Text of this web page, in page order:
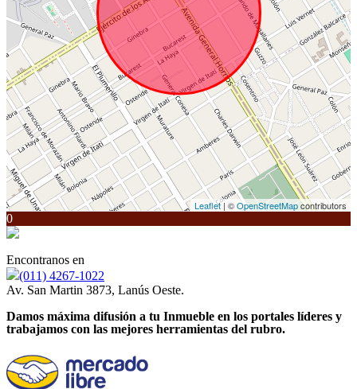
Leaflet| ©OpenStreetMapcontributors
0
Encontranos en
(011) 4267-1022
Av. San Martin 3873, Lanús Oeste.
Damos máxima difusión a tu Inmueble en los portales líderes y
trabajamos con las mejores herramientas del rubro.